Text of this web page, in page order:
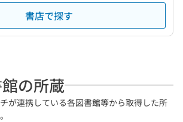
書店で探す
の所蔵
が連携している各図書館等から取得した所